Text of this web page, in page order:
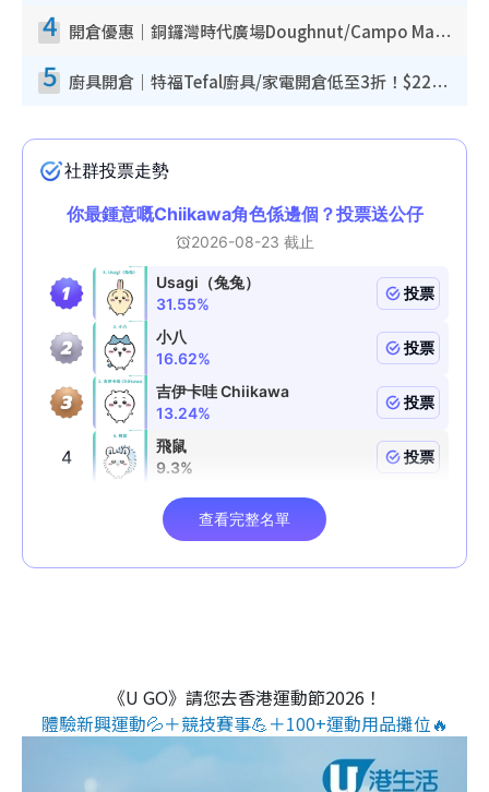
4 開倉優惠｜銅鑼灣時代廣場Doughnut/Campo Marzio開倉低至1折！背囊、書包、手袋劈價$200起
5 廚具開倉｜特福Tefal廚具/家電開倉低至3折！$220起買平底鍋/炒鑊/湯煲！電飯煲/吸塵機/燙斗$418起
《U GO》請您去香港運動節2026！
體驗新興運動💦＋競技賽事💪＋100+運動用品攤位🔥